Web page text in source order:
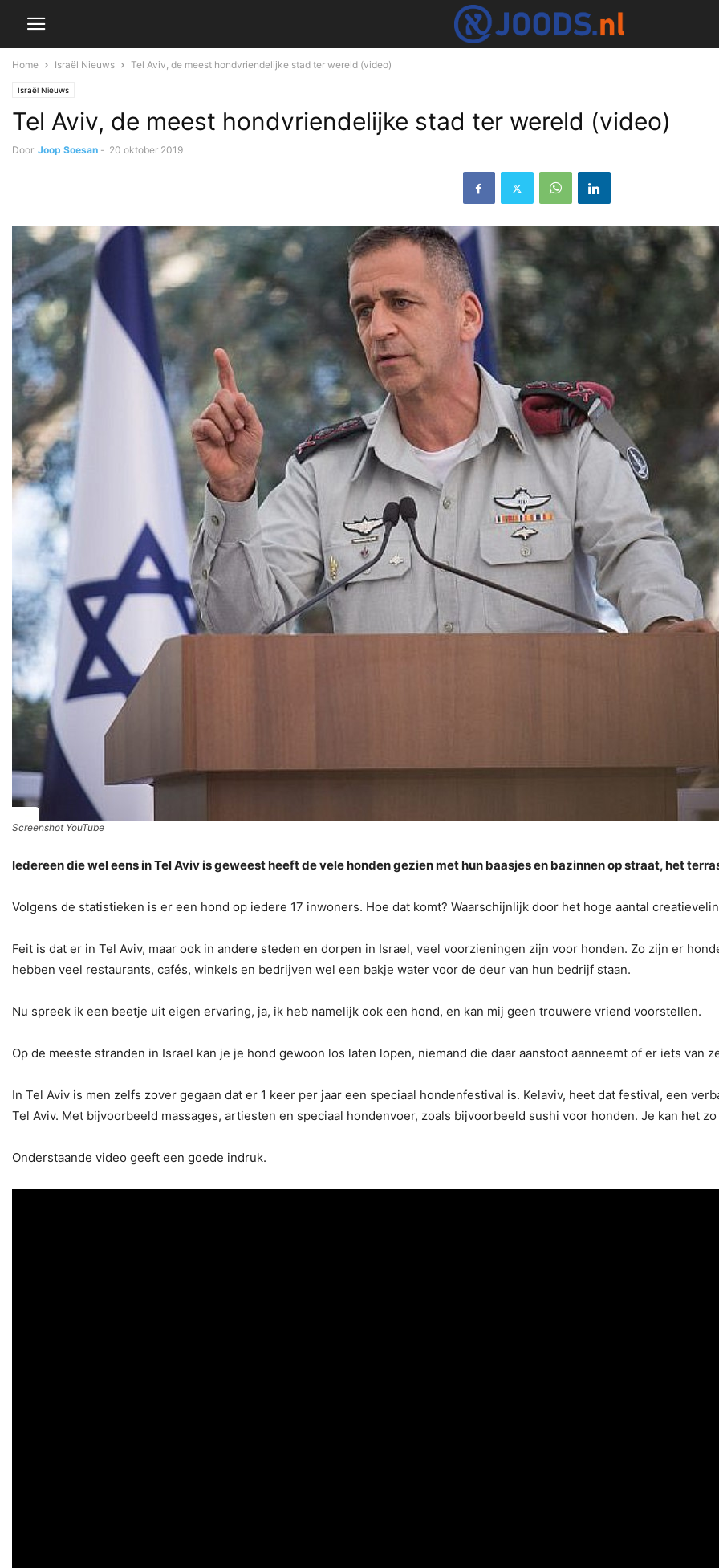
Home Israël Nieuws Tel Aviv, de meest hondvriendelijke stad ter wereld (video)
Israël Nieuws
Tel Aviv, de meest hondvriendelijke stad ter wereld (video)
Door Joop Soesan - 20 oktober 2019
Screenshot YouTube
Iedereen die wel eens in Tel Aviv is geweest heeft de vele honden gezien met hun baasjes en bazinnen op straat, het
Volgens de statistieken is er een hond op iedere 17 inwoners. Hoe dat komt? Waarschijnlijk door het hoge aantal
Feit is dat er in Tel Aviv, maar ook in andere steden en dorpen in Israel, veel voorzieningen zijn voor honden. Zo zijn er
hebben veel restaurants, cafés, winkels en bedrijven wel een bakje water voor de deur van hun bedrijf staan.
Nu spreek ik een beetje uit eigen ervaring, ja, ik heb namelijk ook een hond, en kan mij geen trouwere vriend voorstellen.
Op de meeste stranden in Israel kan je je hond gewoon los laten lopen, niemand die daar aanstoot aanneemt of er iets van
In Tel Aviv is men zelfs zover gegaan dat er 1 keer per jaar een speciaal hondenfestival is. Kelaviv, heet dat festival, een
Tel Aviv. Met bijvoorbeeld massages, artiesten en speciaal hondenvoer, zoals bijvoorbeeld sushi voor honden. Je kan het
Onderstaande video geeft een goede indruk.